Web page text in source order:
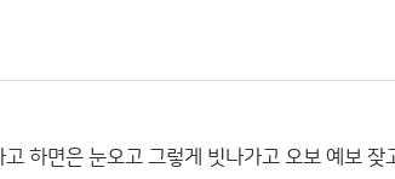
하면은 눈오고 그렇게 빗나가고 오보 예보 잦